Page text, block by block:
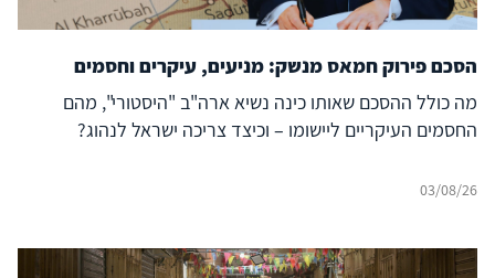
הסכם פירוק חמאס מנשק: מניעים, עיקרים וחסמים
מה כולל ההסכם שאותו כינה נשיא ארה"ב "היסטורי", מהם
החסמים העיקריים ליישומו – וכיצד צריכה ישראל לנהוג?
03/08/26